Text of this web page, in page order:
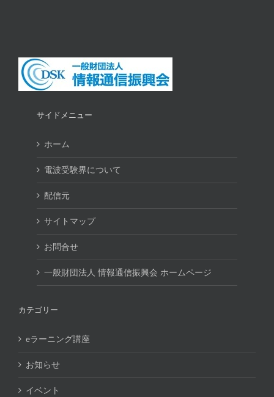
サイドメニュー
ホーム
電波受験界について
配信元
サイトマップ
お問合せ
一般財団法人 情報通信振興会 ホームページ
カテゴリー
eラーニング講座
お知らせ
イベント